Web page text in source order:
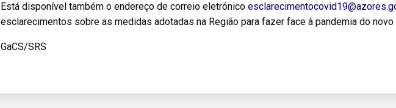
Está disponível também o endereço de correio eletrónico
esclarecimentos sobre as medidas adotadas na Região para fazer face à pandemia do novo
GaCS/SRS